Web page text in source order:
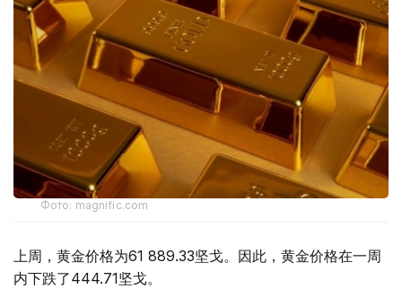
Фото: magnific.com
上周，黄金价格为61 889.33坚戈。因此，黄金价格在一周
内下跌了444.71坚戈。